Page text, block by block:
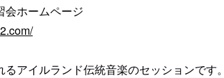
アイルランド伝統音楽のセッションです。